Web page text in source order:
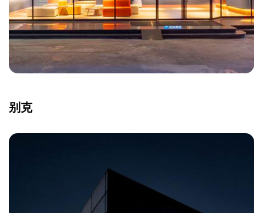
别克